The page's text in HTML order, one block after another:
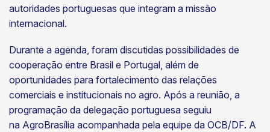
autoridades portuguesas que integram a missão
internacional.
Durante a agenda, foram discutidas possibilidades de
cooperação entre Brasil e Portugal, além de
oportunidades para fortalecimento das relações
comerciais e institucionais no agro. Após a reunião, a
programação da delegação portuguesa seguiu
na AgroBrasília acompanhada pela equipe da OCB/DF. A